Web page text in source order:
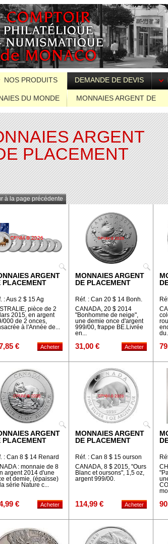
NOS PRODUITS DEMANDE DE DEVIS
DU MONDE
MONNAIES ARGENT DE
ARGENT
PLACEMENT
à la page précédente
ARGENT
PLACEMENT
: Aus 2 $ 15 Ag
pièce de 2
2015, en argent
000 de 2 onces,
à l'Année de...
€
MONNAIES ARGENT
DE PLACEMENT
Réf. : Can 20 $ 14 Bonh.
CANADA, 20 $ 2014
"Bonhomme de neige",
une demie once d'argent
999/00, frappe BE.Livrée
en...
31,00 €
ARGENT
PLACEMENT
: Can 8 $ 14 Renard
: monnaie de 8
argent 2014 d'une
et demie, (épaisse)
série Nature c...
€
MONNAIES ARGENT
DE PLACEMENT
Réf. : Can 8 $ 15 ourson
CANADA, 8 $ 2015, "Ours
Blanc et oursons", 1,5 oz,
argent 999/00.
114,99 €